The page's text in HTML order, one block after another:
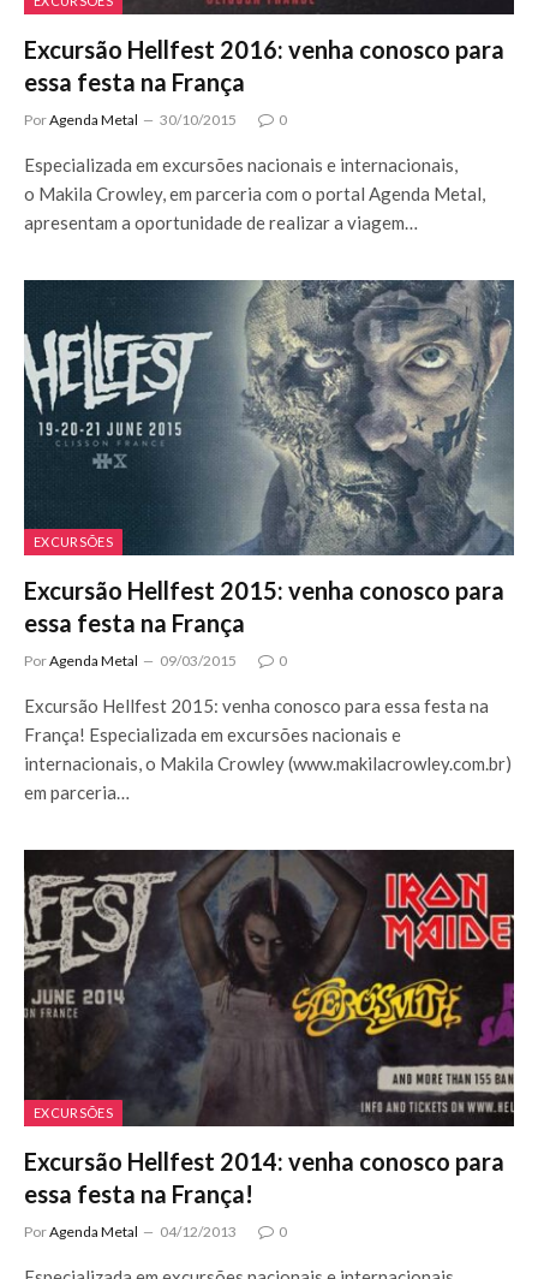
Excursão Hellfest 2016: venha conosco para
essa festa na França
PorAgenda Metal 30/10/2015 0
Especializada em excursões nacionais e internacionais,
o Makila Crowley, em parceria com o portal Agenda Metal,
apresentam a oportunidade de realizar a viagem…
EXCURSÕES
Excursão Hellfest 2015: venha conosco para
essa festa na França
PorAgenda Metal 09/03/2015 0
Excursão Hellfest 2015: venha conosco para essa festa na
França! Especializada em excursões nacionais e
internacionais, o Makila Crowley (www.makilacrowley.com.br)
em parceria…
EXCURSÕES
Excursão Hellfest 2014: venha conosco para
essa festa na França!
PorAgenda Metal 04/12/2013 0